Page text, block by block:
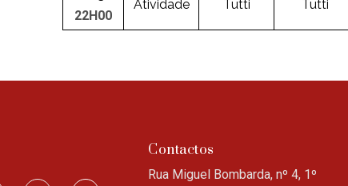
22H00
Atividade Tutti Tutti
Contactos
Rua Miguel Bombarda, nº 4, 1º